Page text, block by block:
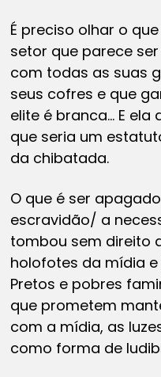
É preciso olhar o
setor que parece
com todas as suas
seus cofres e que
elite é branca… E
que seria um
da chibatada.
O que é ser
escravidão/ a
tombou sem direito
holofotes da mídia
Pretos e pobres
que prometem
com a mídia, as
como forma de